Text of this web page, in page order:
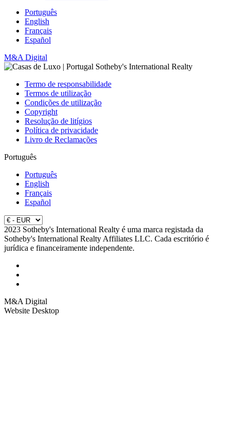
Português
English
Français
Español
M&A Digital
Termo de responsabilidade
Termos de utilização
Condições de utilização
Copyright
Resolução de litígios
Política de privacidade
Livro de Reclamações
Português
Português
English
Français
Español
2023 Sotheby's International Realty é uma marca registada da
Sotheby's International Realty Affiliates LLC. Cada escritório é
jurídica e financeiramente independente.
M&A Digital
Website Desktop